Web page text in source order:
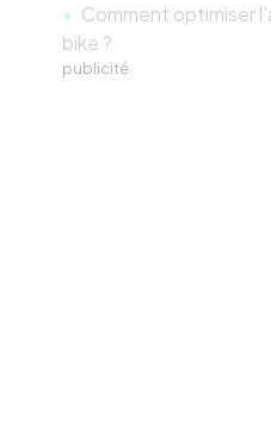
Comment optimiser
bike ?
publicité